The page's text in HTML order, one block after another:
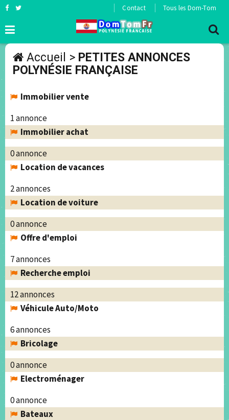
Contact Tous les Dom-Tom
Accueil > PETITES ANNONCES
POLYNÉSIE FRANÇAISE
Immobilier vente
1 annonce
Immobilier achat
0 annonce
Location de vacances
2 annonces
Location de voiture
0 annonce
Offre d'emploi
7 annonces
Recherche emploi
12 annonces
Véhicule Auto/Moto
6 annonces
Bricolage
0 annonce
Electroménager
0 annonce
Bateaux